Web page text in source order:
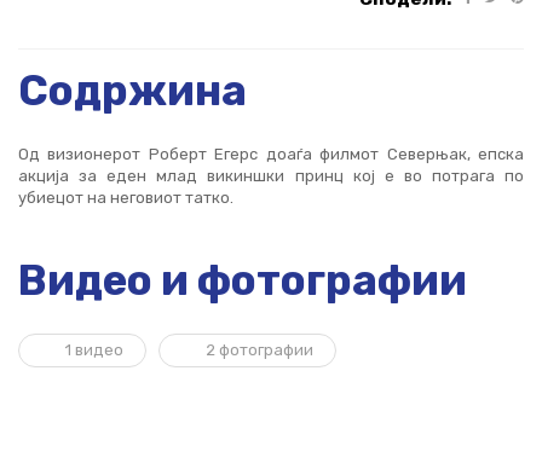
Содржина
Од визионерот Роберт Егерс доаѓа филмот Северњак, епска
акција за еден млад викиншки принц кој е во потрага по
убиецот на неговиот татко.
Видео и фотографии
1 видео 2 фотографии